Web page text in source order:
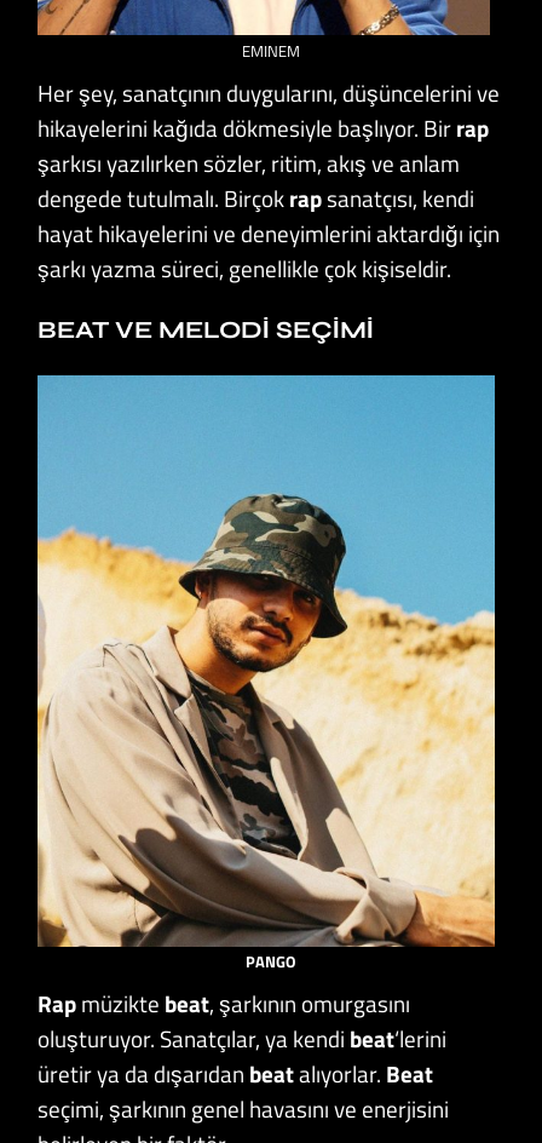
EMINEM
Her şey, sanatçının duygularını, düşüncelerini ve
hikayelerini kağıda dökmesiyle başlıyor. Birrap
şarkısı yazılırken sözler, ritim, akış ve anlam
dengede tutulmalı. Birçokrapsanatçısı, kendi
hayat hikayelerini ve deneyimlerini aktardığı için
şarkı yazma süreci, genellikle çok kişiseldir.
BEAT VE MELODI SEÇIMI
PANGO
Rapmüzikte beat, şarkının omurgasını
oluşturuyor. Sanatçılar, ya kendi beat‘lerini
üretir ya da dışarıdan beatalıyorlar. Beat
seçimi, şarkının genel havasını ve enerjisini